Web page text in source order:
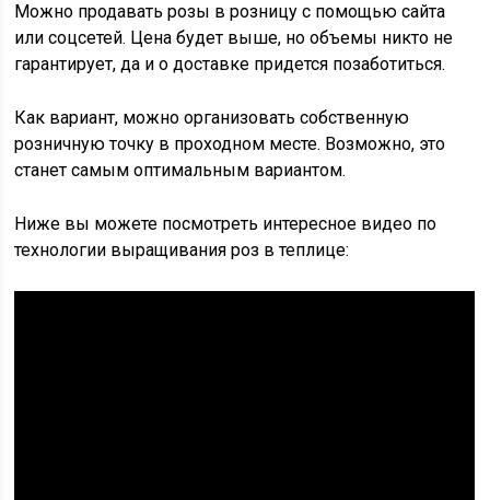
Можно продавать розы в розницу с помощью сайта
или соцсетей. Цена будет выше, но объемы никто не
гарантирует, да и о доставке придется позаботиться.
Как вариант, можно организовать собственную
розничную точку в проходном месте. Возможно, это
станет самым оптимальным вариантом.
Ниже вы можете посмотреть интересное видео по
технологии выращивания роз в теплице: